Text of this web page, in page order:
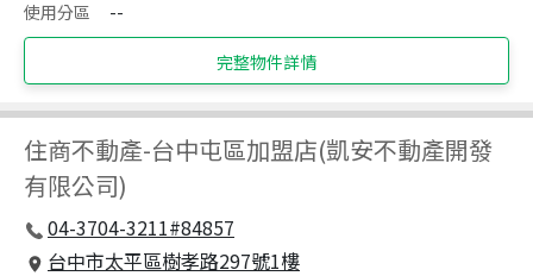
使用分區
--
完整物件詳情
住商不動產-台中屯區加盟店(凱安不動產開發
有限公司)
04-3704-3211#84857
台中市太平區樹孝路297號1樓